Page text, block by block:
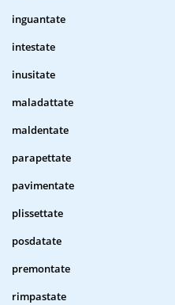
inguantate
intestate
inusitate
maladattate
maldentate
parapettate
pavimentate
plissettate
posdatate
premontate
rimpastate